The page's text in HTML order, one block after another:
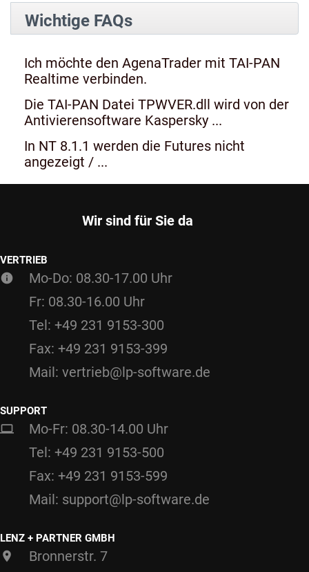
Wichtige FAQs
Ich möchte den AgenaTrader mit TAI-PAN
Realtime verbinden.
Die TAI-PAN Datei TPWVER.dll wird von der
Antivierensoftware Kaspersky ...
In NT 8.1.1 werden die Futures nicht
angezeigt / ...
Wir sind für Sie da
VERTRIEB
Mo-Do: 08.30-17.00 Uhr
Fr: 08.30-16.00 Uhr
Tel: +49 231 9153-300
Fax: +49 231 9153-399
Mail: vertrieb@lp-software.de
SUPPORT
Mo-Fr: 08.30-14.00 Uhr
Tel: +49 231 9153-500
Fax: +49 231 9153-599
Mail: support@lp-software.de
LENZ + PARTNER GMBH
Bronnerstr. 7